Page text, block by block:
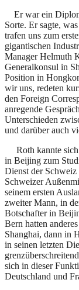
Er war ein
Sorte. Er sagte,
trafen uns zum
gigantischen
Manager Helmuth
Generalkonsul in
Position in
wir uns, redeten
den Foreign
anregende
Unterschieden
und darüber auch
Roth kannte sich
in Beijing zum
Dienst der
Schweizer
seinem ersten
zweiter Mann, in
Botschafter in
Bern hatten
Shanghai, dann in
in seinen letzten
sich in dieser
Deutschland und